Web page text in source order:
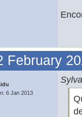
February
6 Jan 2013